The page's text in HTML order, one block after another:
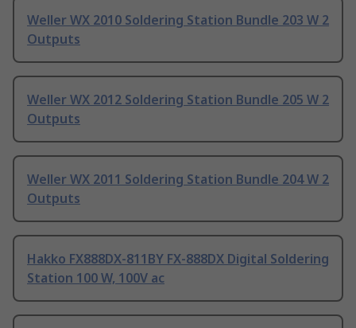
Weller WX 2010 Soldering Station Bundle 203 W 2
Outputs
Weller WX 2012 Soldering Station Bundle 205 W 2
Outputs
Weller WX 2011 Soldering Station Bundle 204 W 2
Outputs
Hakko FX888DX-811BY FX-888DX Digital Soldering
Station 100 W, 100V ac